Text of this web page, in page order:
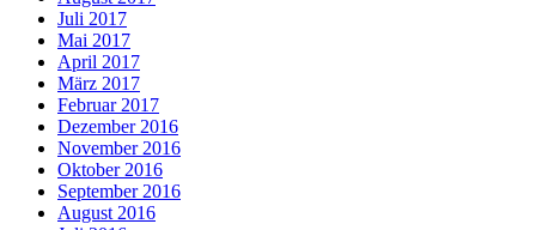
Juli 2017
Mai 2017
April 2017
März 2017
Februar 2017
Dezember 2016
November 2016
Oktober 2016
September 2016
August 2016